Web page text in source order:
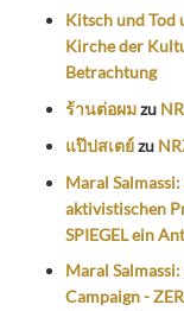
Kitsch und Tod
Kirche der
Betrachtung
ร้านต่อผมzu
แป๊ปสเตย์zu
Maral
aktivistischen
SPIEGEL ein
Maral
Campaign -